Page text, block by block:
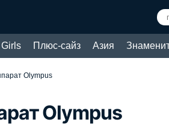
Плюс-сайз Азия
Olympus
Olympus